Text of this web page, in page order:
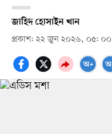
জাহিদ হোসাইন খান
প্রকাশ: ২২ জুন ২০২৬, ০৫: ০০